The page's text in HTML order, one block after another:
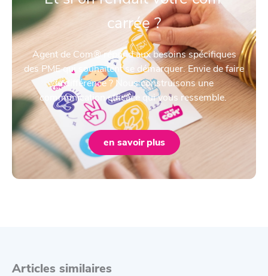
carrée ?
Agent de Com® répond aux besoins spécifiques
des PME qui souhaitent se démarquer. Envie de faire
la différence ? Nous construisons une
communication efficace qui vous ressemble.
en savoir plus
Articles similaires